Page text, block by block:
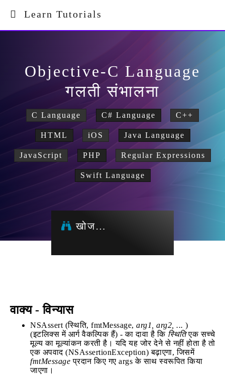
Learn Tutorials
Objective-C Language
गलती संभालना
C Language C# Language C++
HTML iOS Java Language
JavaScript PHP Regular Expressions
Swift Language
खोज…
वाक्य - विन्यास
NSAssert (स्थिति, fmtMessage, arg1, arg2, ... )
(इटलिक्स में आर्ग वैकल्पिक हैं) - का दावा है कि स्थितिएक सच्चे
मूल्य का मूल्यांकन करती है। यदि यह जोर देने से नहीं होता है तो
एक अपवाद (NSAssertionException) बढ़ाएगा, जिसमें
fmtMessage प्रदान किए गए args के साथ स्वरूपित किया
जाएगा।